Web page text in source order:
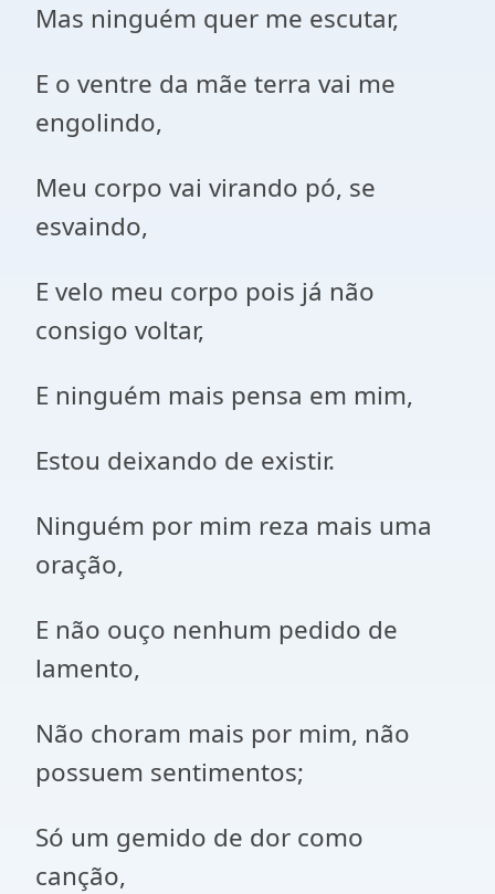
Mas ninguém quer me escutar,
E o ventre da mãe terra vai me
engolindo,
Meu corpo vai virando pó, se
esvaindo,
E velo meu corpo pois já não
consigo voltar,
E ninguém mais pensa em mim,
Estou deixando de existir.
Ninguém por mim reza mais uma
oração,
E não ouço nenhum pedido de
lamento,
Não choram mais por mim, não
possuem sentimentos;
Só um gemido de dor como
canção,